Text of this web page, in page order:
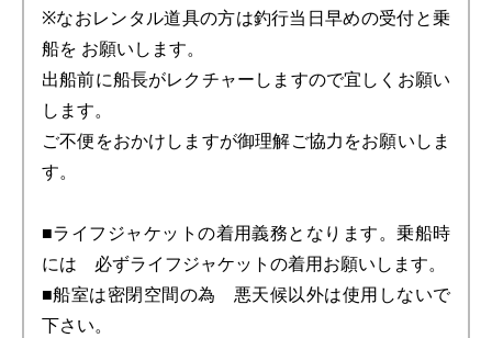
※なおレンタル道具の方は釣行当日早めの受付と乗
船を お願いします。
出船前に船長がレクチャーしますので宜しくお願い
します。
ご不便をおかけしますが御理解ご協力をお願いしま
す。
■ライフジャケットの着用義務となります。乗船時
には 必ずライフジャケットの着用お願いします。
■船室は密閉空間の為 悪天候以外は使用しないで
下さい。